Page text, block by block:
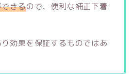
きるので、便利な補正下着
効果を保証するものではあ